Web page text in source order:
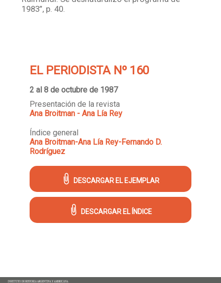
1983”, p. 40.
EL PERIODISTA Nº 160
2 al 8 de octubre de 1987
Presentación de la revista
Ana Broitman - Ana Lía Rey
Índice general
Ana Broitman-Ana Lía Rey-Fernando D.
Rodríguez
DESCARGAR EL EJEMPLAR
DESCARGAR EL ÍNDICE